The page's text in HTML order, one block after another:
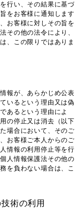
行い、その結果に基づ
をお客様に通知します
お客様に対しその旨を
その他の法令により、
、この限りではありま
報が、あらかじめ公表
いるという理由又は偽
あるという理由によ
の停止又は消去（以下
場合において、そのご
お客様ご本人からのご
情報の利用停止等を行
人情報保護法その他の
を負わない場合は、こ
術の利用